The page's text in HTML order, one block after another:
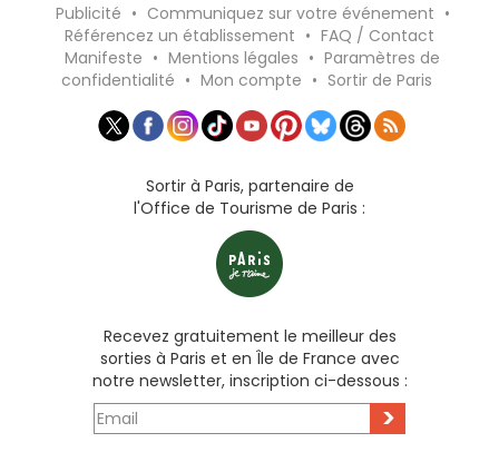
Publicité • Communiquez sur votre événement •
Référencez un établissement • FAQ / Contact
Manifeste • Mentions légales • Paramètres de
confidentialité • Mon compte • Sortir de Paris
Sortir à Paris, partenaire de
l'Office de Tourisme de Paris :
Recevez gratuitement le meilleur des
sorties à Paris et en Île de France avec
notre newsletter, inscription ci-dessous :
>